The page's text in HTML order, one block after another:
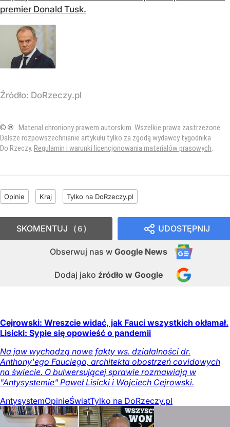
premier Donald Tusk.
Źródło: DoRzeczy.pl
© ℗ Materiał chroniony prawem autorskim. Wszelkie prawa zastrzeżone.
Dalsze rozpowszechnianie artykułu tylko za zgodą wydawcy tygodnika
Do Rzeczy. Regulamin i warunki licencjonowania materiałów prasowych.
Opinie Kraj Tylko na DoRzeczy.pl
UDOSTĘPNIJ
Obserwuj nas w Google News
Dodaj jako źródło w Google
SKOMENTUJ 6
Cejrowski: Wreszcie widać, jak Fauci wszystkich okłamał.
Lisicki: Sypie się opowieść o pandemii
Na jaw wychodzą nowe fakty ws. działalności dr.
Anthony'ego Fauciego, architekta obostrzeń covidowych
na świecie. O bulwersującej sprawie rozmawiają w
"Antysystemie" Paweł Lisicki i Wojciech Cejrowski.
AntysystemOpinieŚwiatTylko na DoRzeczy.pl